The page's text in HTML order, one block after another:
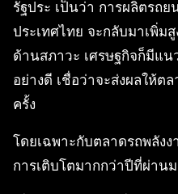
รัฐประ เป็นว่า การผลิตรถ
ประเทศไทย จะกลับมาเพิ่ม
ด้านสภาวะ เศรษฐกิจก็มีแ
อย่างดี เชื่อว่าจะส่งผลให้ต
ครั้ง
โดยเฉพาะกับตลาดรถพลัง
การเติบโตมากกว่าปีที่ผ่าน